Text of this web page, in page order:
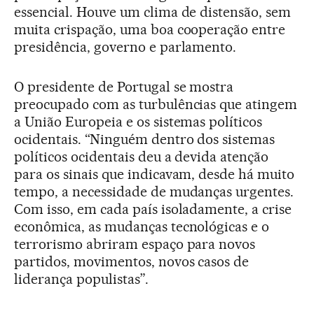
essencial. Houve um clima de distensão, sem
muita crispação, uma boa cooperação entre
presidência, governo e parlamento.
O presidente de Portugal se mostra
preocupado com as turbulências que atingem
a União Europeia e os sistemas políticos
ocidentais. “Ninguém dentro dos sistemas
políticos ocidentais deu a devida atenção
para os sinais que indicavam, desde há muito
tempo, a necessidade de mudanças urgentes.
Com isso, em cada país isoladamente, a crise
econômica, as mudanças tecnológicas e o
terrorismo abriram espaço para novos
partidos, movimentos, novos casos de
liderança populistas”.